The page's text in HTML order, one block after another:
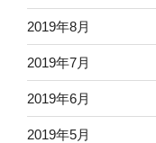
2019年8月
2019年7月
2019年6月
2019年5月